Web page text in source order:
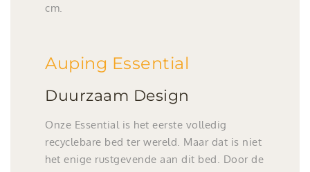
cm.
Auping Essential
Duurzaam Design
Onze Essential is het eerste volledig
recyclebare bed ter wereld. Maar dat is niet
het enige rustgevende aan dit bed. Door de